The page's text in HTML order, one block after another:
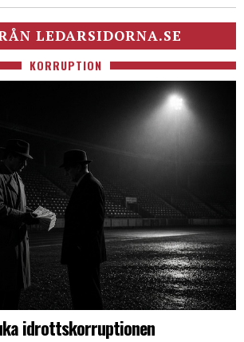
LEDARSIDORNA.SE
KORRUPTION
idrottskorruptionen